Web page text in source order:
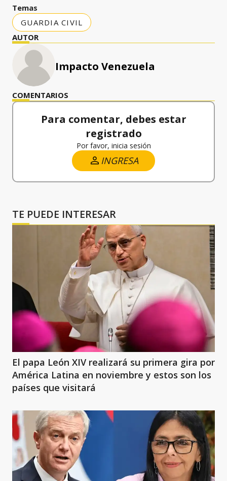
Temas
GUARDIA CIVIL
AUTOR
Impacto Venezuela
COMENTARIOS
Para comentar, debes estar
registrado
Por favor, inicia sesión
INGRESA
TE PUEDE INTERESAR
El papa León XIV realizará su primera gira por
América Latina en noviembre y estos son los
países que visitará